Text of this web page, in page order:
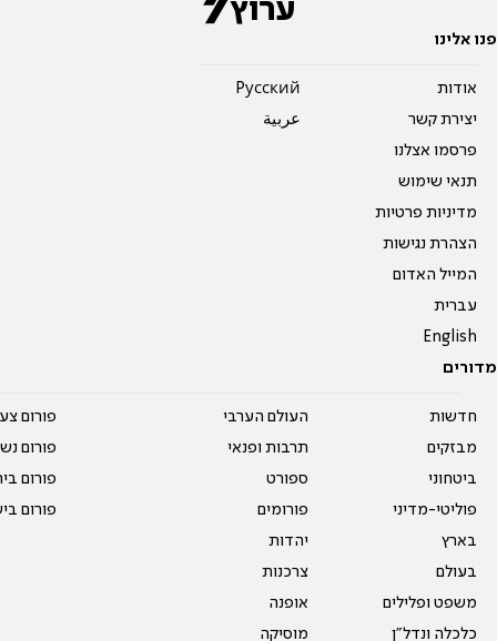
פנו אלינו
אודות
יצירת קשר
פרסמו אצלנו
תנאי שימוש
מדיניות פרטיות
הצהרת נגישות
המייל האדום
עברית
English
Pусский
عربية
מדורים
חדשות
מבזקים
ביטחוני
פוליטי-מדיני
בארץ
בעולם
משפט ופלילים
כלכלה ונדל"ן
העולם הערבי
תרבות ופנאי
ספורט
פורומים
יהדות
צרכנות
אופנה
מוסיקה
פורום
פורום
פורום
פורום